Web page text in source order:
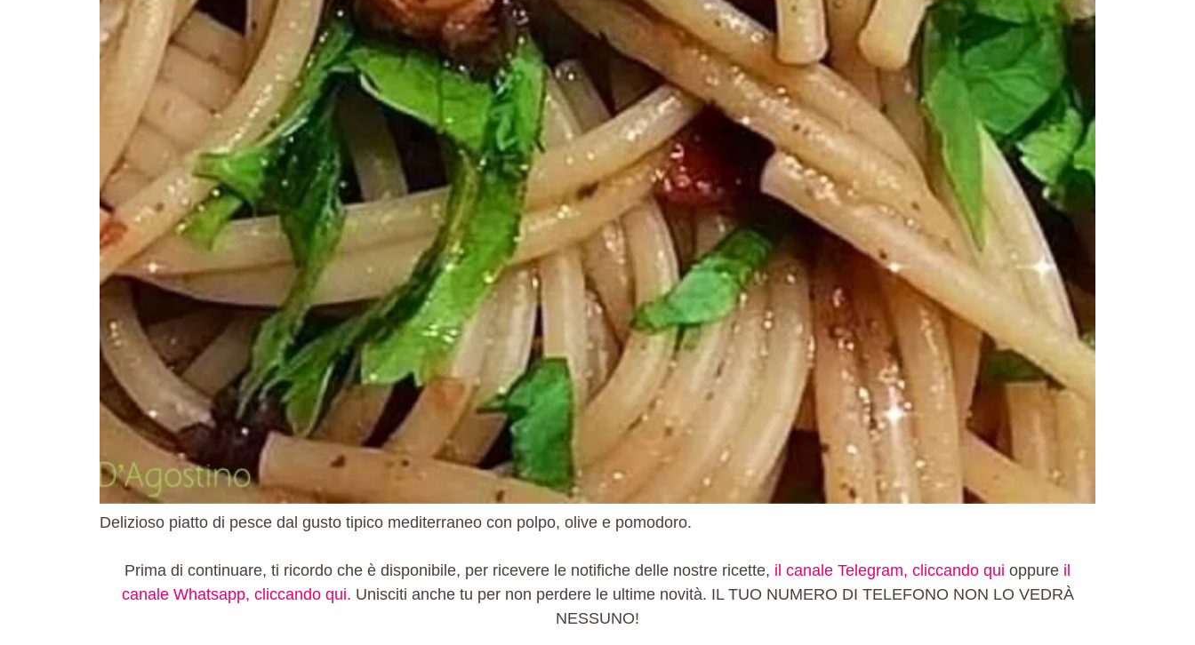
Delizioso piatto di pesce dal gusto tipico mediterraneo con polpo, olive e pomodoro.
Prima di continuare, ti ricordo che è disponibile, per ricevere le notifiche delle nostre ricette, il canale Telegram, cliccando qui oppure il
canale Whatsapp, cliccando qui. Unisciti anche tu per non perdere le ultime novità. IL TUO NUMERO DI TELEFONO NON LO VEDRÀ
NESSUNO!